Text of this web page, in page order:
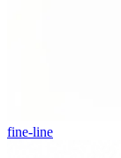
fine-line